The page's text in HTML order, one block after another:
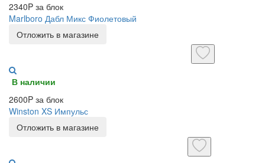
2340P за блок
Marlboro Дабл Микс Фиолетовый
Отложить в магазине
В наличии
2600P за блок
Winston XS Импульс
Отложить в магазине